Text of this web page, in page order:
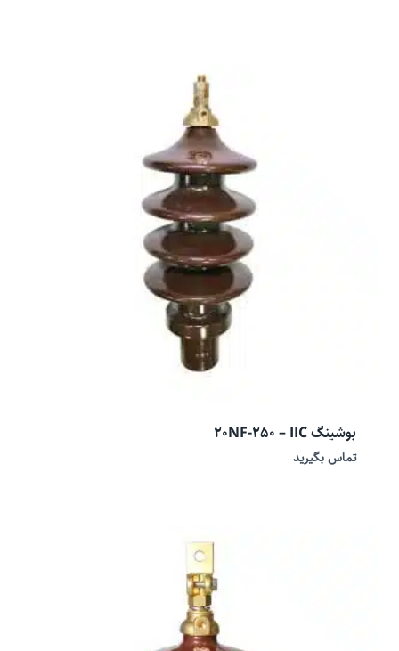
بوشینگ 20NF-250 – IIC
تماس بگیرید